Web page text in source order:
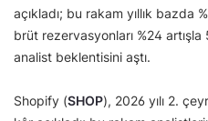
açıkladı; bu rakam yıllık bazda
brüt rezervasyonları %24
analist beklentisini aştı.
Shopify (SHOP), 2026 yılı 2.